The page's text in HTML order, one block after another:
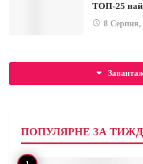
ТОП-25
8 Серпня,
ПОПУЛЯРНЕ ЗА